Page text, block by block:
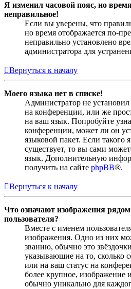
Я изменил часовой пояс, но
неправильное!
Если вы уверены, что
но время отображается по-
неправильно установлено
администратора для
Вернуться к началу
Моего языка нет в списке!
Администратор не
на конференции, или же
на ваш язык. Попробуйте
конференции, может ли он
языковой пакет. Если такого
существует, то вы сами
язык. Дополнительную
получить на сайте phpBB®.
Вернуться к началу
Что означают изображения
пользователя?
Вместе с именем
изображения. Одно из них
званию, обычно это
указывающие на то, сколько
или на ваш статус на
более крупное, изображение
обычно уникально для